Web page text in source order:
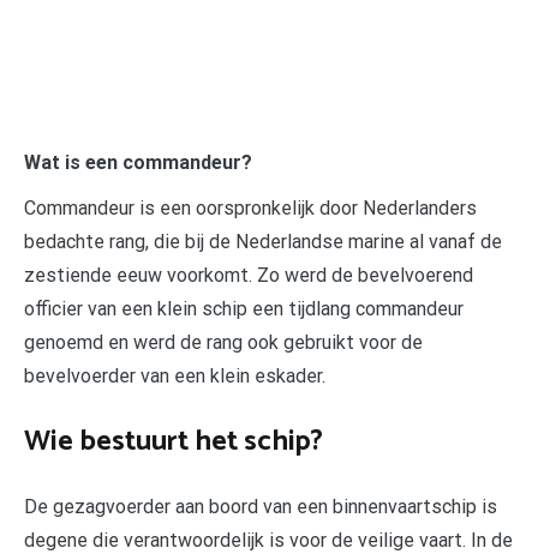
Wat is een commandeur?
Commandeur is een oorspronkelijk door Nederlanders
bedachte rang, die bij de Nederlandse marine al vanaf de
zestiende eeuw voorkomt. Zo werd de bevelvoerend
officier van een klein schip een tijdlang commandeur
genoemd en werd de rang ook gebruikt voor de
bevelvoerder van een klein eskader.
Wie bestuurt het schip?
De gezagvoerder aan boord van een binnenvaartschip is
degene die verantwoordelijk is voor de veilige vaart. In de